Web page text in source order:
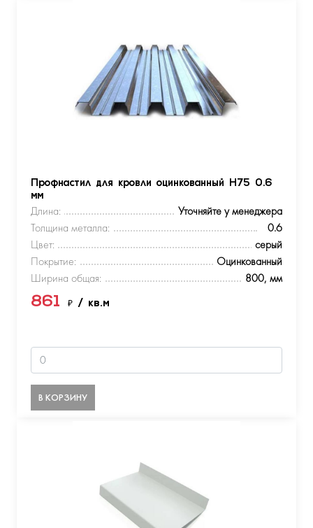
Профнастил для кровли оцинкованный Н75 0.6
мм
Длина:
Уточняйте у менеджера
Толщина металла:
0.6
Цвет:
серый
Покрытие:
Оцинкованный
Ширина общая:
800, мм
861 ₽ / кв.м
В КОРЗИНУ